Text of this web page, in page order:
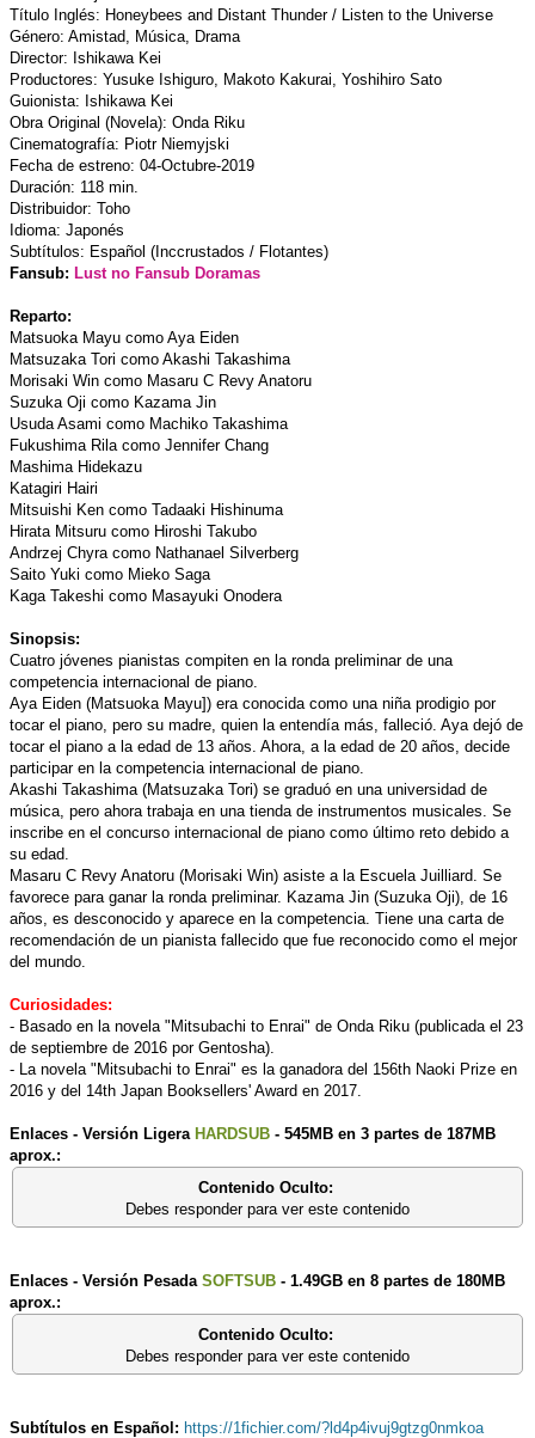
Título Inglés: Honeybees and Distant Thunder / Listen to the Universe
Género: Amistad, Música, Drama
Director: Ishikawa Kei
Productores: Yusuke Ishiguro, Makoto Kakurai, Yoshihiro Sato
Guionista: Ishikawa Kei
Obra Original (Novela): Onda Riku
Cinematografía: Piotr Niemyjski
Fecha de estreno: 04-Octubre-2019
Duración: 118 min.
Distribuidor: Toho
Idioma: Japonés
Subtítulos: Español (Inccrustados / Flotantes)
Fansub: Lust no Fansub Doramas
Reparto:
Matsuoka Mayu como Aya Eiden
Matsuzaka Tori como Akashi Takashima
Morisaki Win como Masaru C Revy Anatoru
Suzuka Oji como Kazama Jin
Usuda Asami como Machiko Takashima
Fukushima Rila como Jennifer Chang
Mashima Hidekazu
Katagiri Hairi
Mitsuishi Ken como Tadaaki Hishinuma
Hirata Mitsuru como Hiroshi Takubo
Andrzej Chyra como Nathanael Silverberg
Saito Yuki como Mieko Saga
Kaga Takeshi como Masayuki Onodera
Sinopsis:
Cuatro jóvenes pianistas compiten en la ronda preliminar de una
competencia internacional de piano.
Aya Eiden (Matsuoka Mayu]) era conocida como una niña prodigio por
tocar el piano, pero su madre, quien la entendía más, falleció. Aya dejó de
tocar el piano a la edad de 13 años. Ahora, a la edad de 20 años, decide
participar en la competencia internacional de piano.
Akashi Takashima (Matsuzaka Tori) se graduó en una universidad de
música, pero ahora trabaja en una tienda de instrumentos musicales. Se
inscribe en el concurso internacional de piano como último reto debido a
su edad.
Masaru C Revy Anatoru (Morisaki Win) asiste a la Escuela Juilliard. Se
favorece para ganar la ronda preliminar. Kazama Jin (Suzuka Oji), de 16
años, es desconocido y aparece en la competencia. Tiene una carta de
recomendación de un pianista fallecido que fue reconocido como el mejor
del mundo.
Curiosidades:
- Basado en la novela "Mitsubachi to Enrai" de Onda Riku (publicada el 23
de septiembre de 2016 por Gentosha).
- La novela "Mitsubachi to Enrai" es la ganadora del 156th Naoki Prize en
2016 y del 14th Japan Booksellers' Award en 2017.
Enlaces - Versión Ligera HARDSUB - 545MB en 3 partes de 187MB
aprox.:
Contenido Oculto:
Debes responder para ver este contenido
Enlaces - Versión Pesada SOFTSUB - 1.49GB en 8 partes de 180MB
aprox.:
Contenido Oculto:
Debes responder para ver este contenido
Subtítulos en Español: https://1fichier.com/?ld4p4ivuj9gtzg0nmkoa